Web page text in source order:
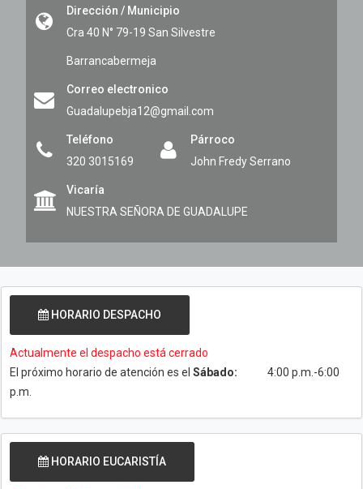
Dirección / Municipio
Cra 40 N° 79-19 San Silvestre
Barrancabermeja
Correo electronico
Guadalupebja12@gmail.com
Teléfono
320 3015169
Párroco
John Fredy Serrano
Vicaría
NUESTRA SEÑORA DE GUADALUPE
HORARIO DESPACHO
Actualmente el despacho está cerrado
El próximo horario de atención es el Sábado:
4:00 p.m.-6:00
p.m.
HORARIO EUCARISTÍA